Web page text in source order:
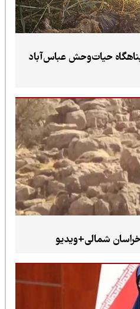
حیات‌وحش عباس‌آباد
شمالی+ویدیو